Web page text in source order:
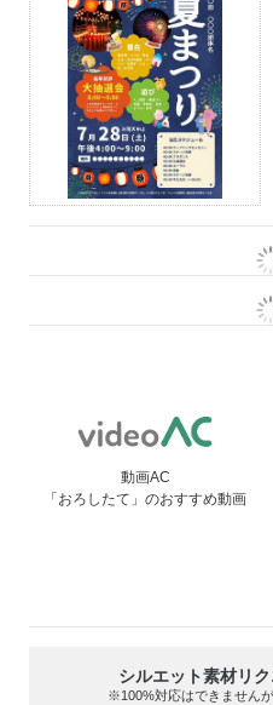
動画AC
「おろしたて」のおすすめ動画
シルエット素材リ
※100%対応はできません